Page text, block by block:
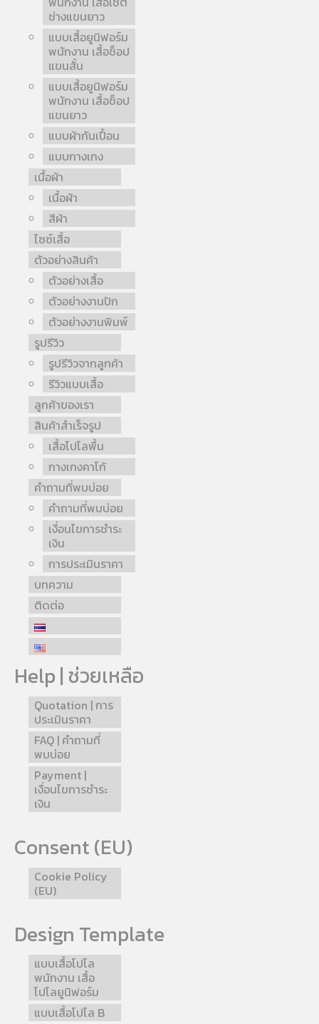
ช่างแขนยาว
แบบเสื้อยูนิฟอร์ม
พนักงาน เสื้อช็อป
แขนสั้น
แบบเสื้อยูนิฟอร์ม
พนักงาน เสื้อช็อป
แขนยาว
แบบผ้ากันเปื้อน
แบบกางเกง
เนื้อผ้า
เนื้อผ้า
สีผ้า
ไซซ์เสื้อ
ตัวอย่างสินค้า
ตัวอย่างเสื้อ
ตัวอย่างงานปัก
ตัวอย่างงานพิมพ์
รูปรีวิว
รูปรีวิวจากลูกค้า
รีวิวแบบเสื้อ
ลูกค้าของเรา
สินค้าสำเร็จรูป
เสื้อโปโลพื้น
กางเกงคาโก้
คำถามที่พบบ่อย
คำถามที่พบบ่อย
เงื่อนไขการชำระ
เงิน
การประเมินราคา
บทความ
ติดต่อ
Help | ช่วยเหลือ
Quotation | การ
ประเมินราคา
FAQ | คำถามที่
พบบ่อย
Payment |
เงื่อนไขการชำระ
เงิน
Consent (EU)
Cookie Policy
(EU)
Design Template
แบบเสื้อโปโล
พนักงาน เสื้อ
โปโลยูนิฟอร์ม
แบบเสื้อโปโล B